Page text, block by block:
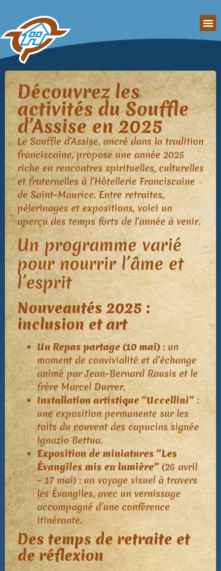
Découvrez les
activités du Souffle
d’Assise en 2025
Le Souffle d’Assise, ancré dans la tradition
franciscaine, propose une année 2025
riche en rencontres spirituelles, culturelles
et fraternelles à l’Hôtellerie Franciscaine
de Saint-Maurice. Entre retraites,
pèlerinages et expositions, voici un
aperçu des temps forts de l’année à venir.
Un programme varié
pour nourrir l’âme et
l’esprit
Nouveautés 2025 :
inclusion et art
Un Repas partage (10 mai): un
moment de convivialité et d’échange
animé par Jean-Bernard Rausis et le
frère Marcel Durrer.
Installation artistique “Uccellini” :
une exposition permanente sur les
toits du couvent des capucins signée
Ignazio Bettua.
Exposition de miniatures “Les
Évangiles mis en lumière” (26 avril
– 17 mai) : un voyage visuel à travers
les Évangiles, avec un vernissage
accompagné d’une conférence
itinérante.
Des temps de retraite et
de réflexion